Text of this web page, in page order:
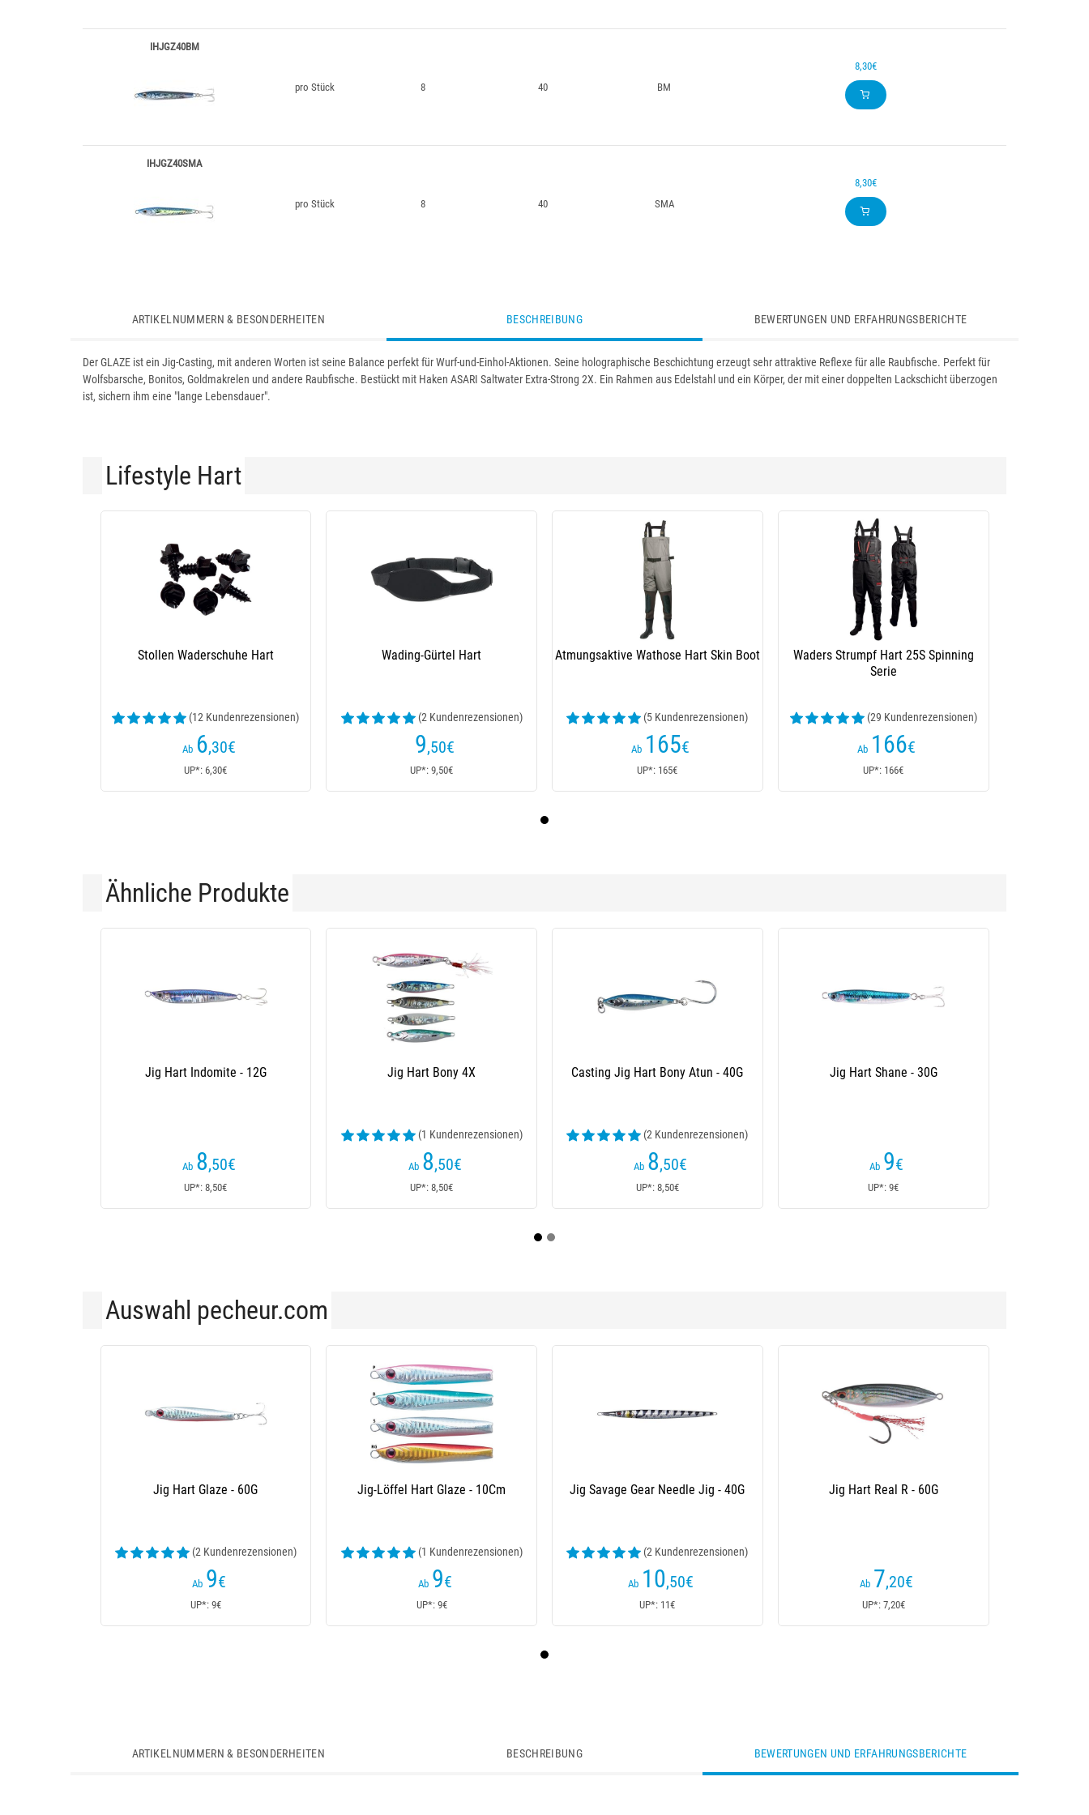
IHJGZ40BM
pro Stück 8 40 BM
8,30€
IHJGZ40SMA
pro Stück 8 40 SMA
8,30€
ARTIKELNUMMERN & BESONDERHEITEN BESCHREIBUNG BEWERTUNGEN UND ERFAHRUNGSBERICHTE
Der GLAZE ist ein Jig-Casting, mit anderen Worten ist seine Balance perfekt für Wurf-und-Einhol-Aktionen. Seine holographische Beschichtung erzeugt sehr attraktive Reflexe für alle Raubfische. Perfekt für
Wolfsbarsche, Bonitos, Goldmakrelen und andere Raubfische. Bestückt mit Haken ASARI Saltwater Extra-Strong 2X. Ein Rahmen aus Edelstahl und ein Körper, der mit einer doppelten Lackschicht überzogen
ist, sichern ihm eine "lange Lebensdauer".
Lifestyle Hart
Stollen Waderschuhe Hart
(12 Kundenrezensionen)
Ab 6,30€
UP*: 6,30€
Wading-Gürtel Hart
(2 Kundenrezensionen)
9,50€
UP*: 9,50€
Atmungsaktive Wathose Hart Skin Boot
(5 Kundenrezensionen)
Ab 165€
UP*: 165€
Waders Strumpf Hart 25S Spinning
Serie
(29 Kundenrezensionen)
Ab 166€
UP*: 166€
Ähnliche Produkte
Jig Hart Shane - 60G
Ab 9€
UP*: 9€
Jig Hart The Edition Tungsten Bony -
Ab 16,50€
UP*: 16,50€
Jig Hart The Edition Tungsten Bony -
Ab 14,80
UP*: 14,80€
Jig Hart The Edition Tungsten Bony -
10,50
UP*: 10,50€
Auswahl pecheur.com
Jig Hart Glaze - 60G
(2 Kundenrezensionen)
Ab 9€
UP*: 9€
Jig-Löffel Hart Glaze - 10Cm
(1 Kundenrezensionen)
Ab 9€
UP*: 9€
Jig Savage Gear Needle Jig - 40G
(2 Kundenrezensionen)
Ab 10,50€
UP*: 11€
Jig Hart Real R - 60G
Ab 7,20€
UP*: 7,20€
ARTIKELNUMMERN & BESONDERHEITEN BESCHREIBUNG BEWERTUNGEN UND ERFAHRUNGSBERICHTE